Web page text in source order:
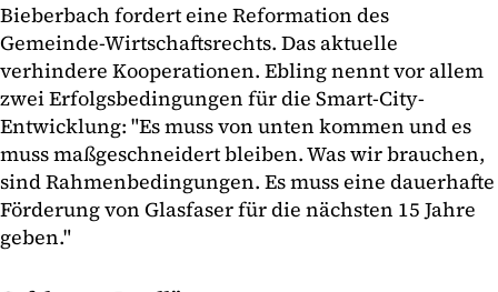
Bieberbach fordert eine Reformation des
Gemeinde-Wirtschaftsrechts. Das aktuelle
verhindere Kooperationen. Ebling nennt vor allem
zwei Erfolgsbedingungen für die Smart-City-
Entwicklung: "Es muss von unten kommen und es
muss maßgeschneidert bleiben. Was wir brauchen,
sind Rahmenbedingungen. Es muss eine dauerhafte
Förderung von Glasfaser für die nächsten 15 Jahre
geben."